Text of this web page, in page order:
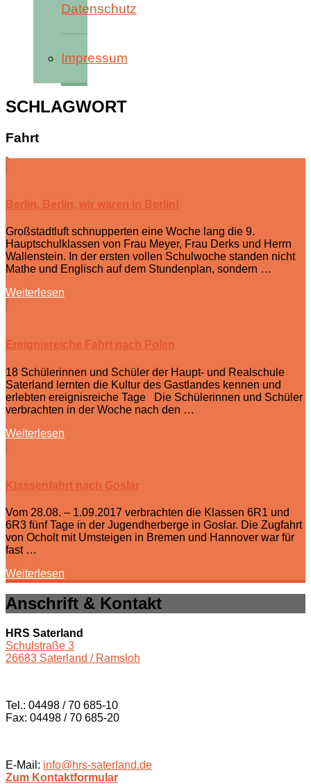
Datenschutz
Impressum
SCHLAGWORT
Fahrt
Berlin, Berlin, wir waren in Berlin!
Großstadtluft schnupperten eine Woche lang die 9.
Hauptschulklassen von Frau Meyer, Frau Derks und Herrn
Wallenstein. In der ersten vollen Schulwoche standen nicht
Mathe und Englisch auf dem Stundenplan, sondern …
Weiterlesen
Ereignisreiche Fahrt nach Polen
18 Schülerinnen und Schüler der Haupt- und Realschule
Saterland lernten die Kultur des Gastlandes kennen und
erlebten ereignisreiche Tage Die Schülerinnen und Schüler
verbrachten in der Woche nach den …
Weiterlesen
Klassenfahrt nach Goslar
Vom 28.08. – 1.09.2017 verbrachten die Klassen 6R1 und
6R3 fünf Tage in der Jugendherberge in Goslar. Die Zugfahrt
von Ocholt mit Umsteigen in Bremen und Hannover war für
fast …
Weiterlesen
Anschrift & Kontakt
HRS Saterland
Schulstraße 3
26683 Saterland / Ramsloh
Tel.: 04498 / 70 685-10
Fax: 04498 / 70 685-20
E-Mail: info@hrs-saterland.de
Zum Kontaktformular